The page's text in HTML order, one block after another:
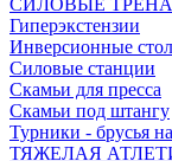
СИЛОВЫЕ
Гиперэкстензии
Инверсионные
Силовые станции
Скамьи для пресса
Скамьи под штангу
Турники - брусья
ТЯЖЕЛАЯ